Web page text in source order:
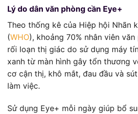
Lý do dân văn phòng cần Eye+
Theo thống kê của Hiệp hội Nhãn
(WHO), khoảng 70% nhân viên
rối loạn thị giác do sử dụng máy
xanh từ màn hình gây tổn thương
cơ cận thị, khô mắt, đau đầu và
làm việc.
Sử dụng Eye+ mỗi ngày giúp bổ